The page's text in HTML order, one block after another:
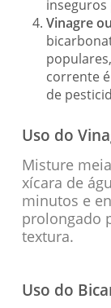
inseguros
Vinagre
corrente
de
Uso do
Misture
xícara de
minutos e
prolongado
textura.
Uso do